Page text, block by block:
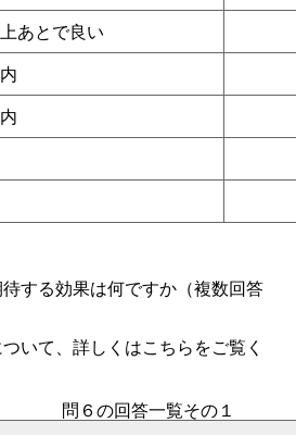
あとで良い
する効果は何ですか（複数回答
いて、詳しくはこちらをご覧く
問６の回答一覧その１